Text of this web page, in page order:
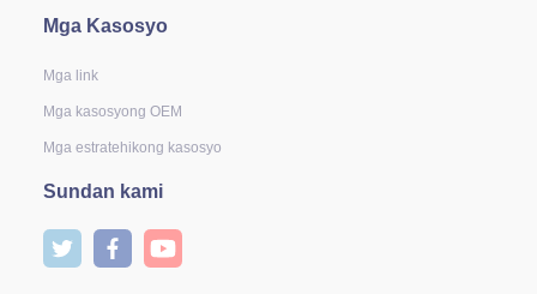
Mga Kasosyo
Mga link
Mga kasosyong OEM
Mga estratehikong kasosyo
Sundan kami